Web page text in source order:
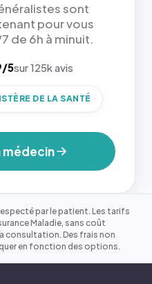
sont
pour vous
de 6h à minuit.
5sur 125k avis
DE LA SANTÉ
médecin
par le patient. Les tarifs
Maladie, sans coût
consultation. Des frais non
en fonction des options.